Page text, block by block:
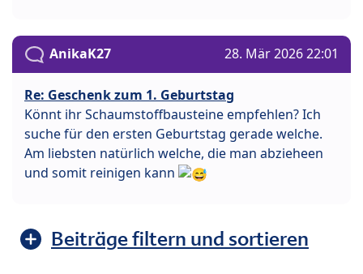
AnikaK27 28. Mär 2026 22:01
Re: Geschenk zum 1. Geburtstag
Könnt ihr Schaumstoffbausteine empfehlen? Ich
suche für den ersten Geburtstag gerade welche.
Am liebsten natürlich welche, die man abzieheen
und somit reinigen kann
Beiträge filtern und sortieren